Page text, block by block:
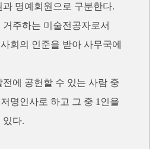
명예회원으로 구분한다.
주하는 미술전공자로서
회의 인준을 받아 사무국에
에 공헌할 수 있는 사람 중
명인사로 하고 그 중 1인을
있다.